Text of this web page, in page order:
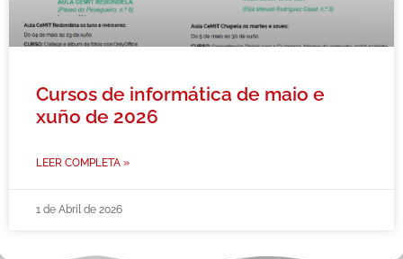
Cursos de informática de maio e
xuño de 2026
LEER COMPLETA »
1 de Abril de 2026